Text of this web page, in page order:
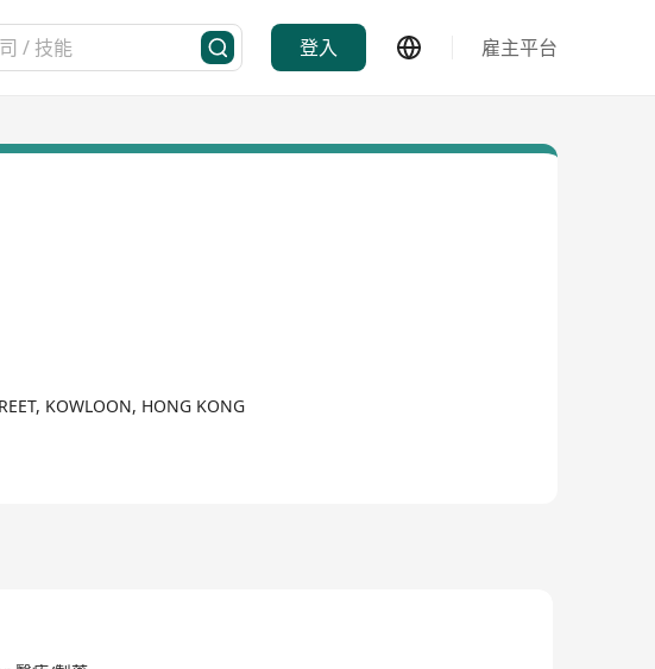
登入 雇主平台
KOWLOON, HONG KONG